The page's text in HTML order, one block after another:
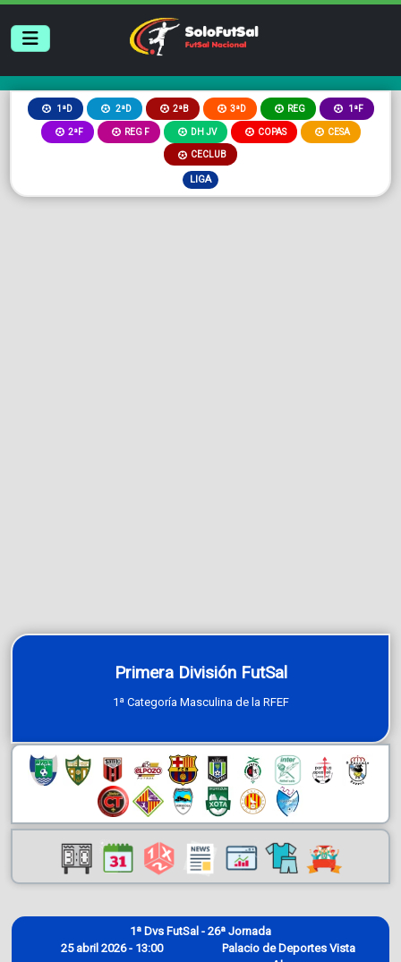
1ªD 2ªD 2ªB 3ªD REG 1ªF
2ªF REG F DH JV COPAS CESA
CECLUB
LIGA
Primera División FutSal
1ª Categoría Masculina de la RFEF
25 abril 2026 - 13:00
1ª Dvs FutSal - 26ª Jornada
Palacio de Deportes Vista